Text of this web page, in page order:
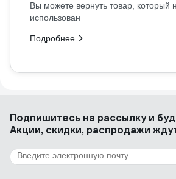
Вы можете вернуть товар, который
использован
Подробнее
Подпишитесь на рассылкуи
Акции, скидки, распродажи